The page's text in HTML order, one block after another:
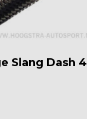
Slang Dash 4